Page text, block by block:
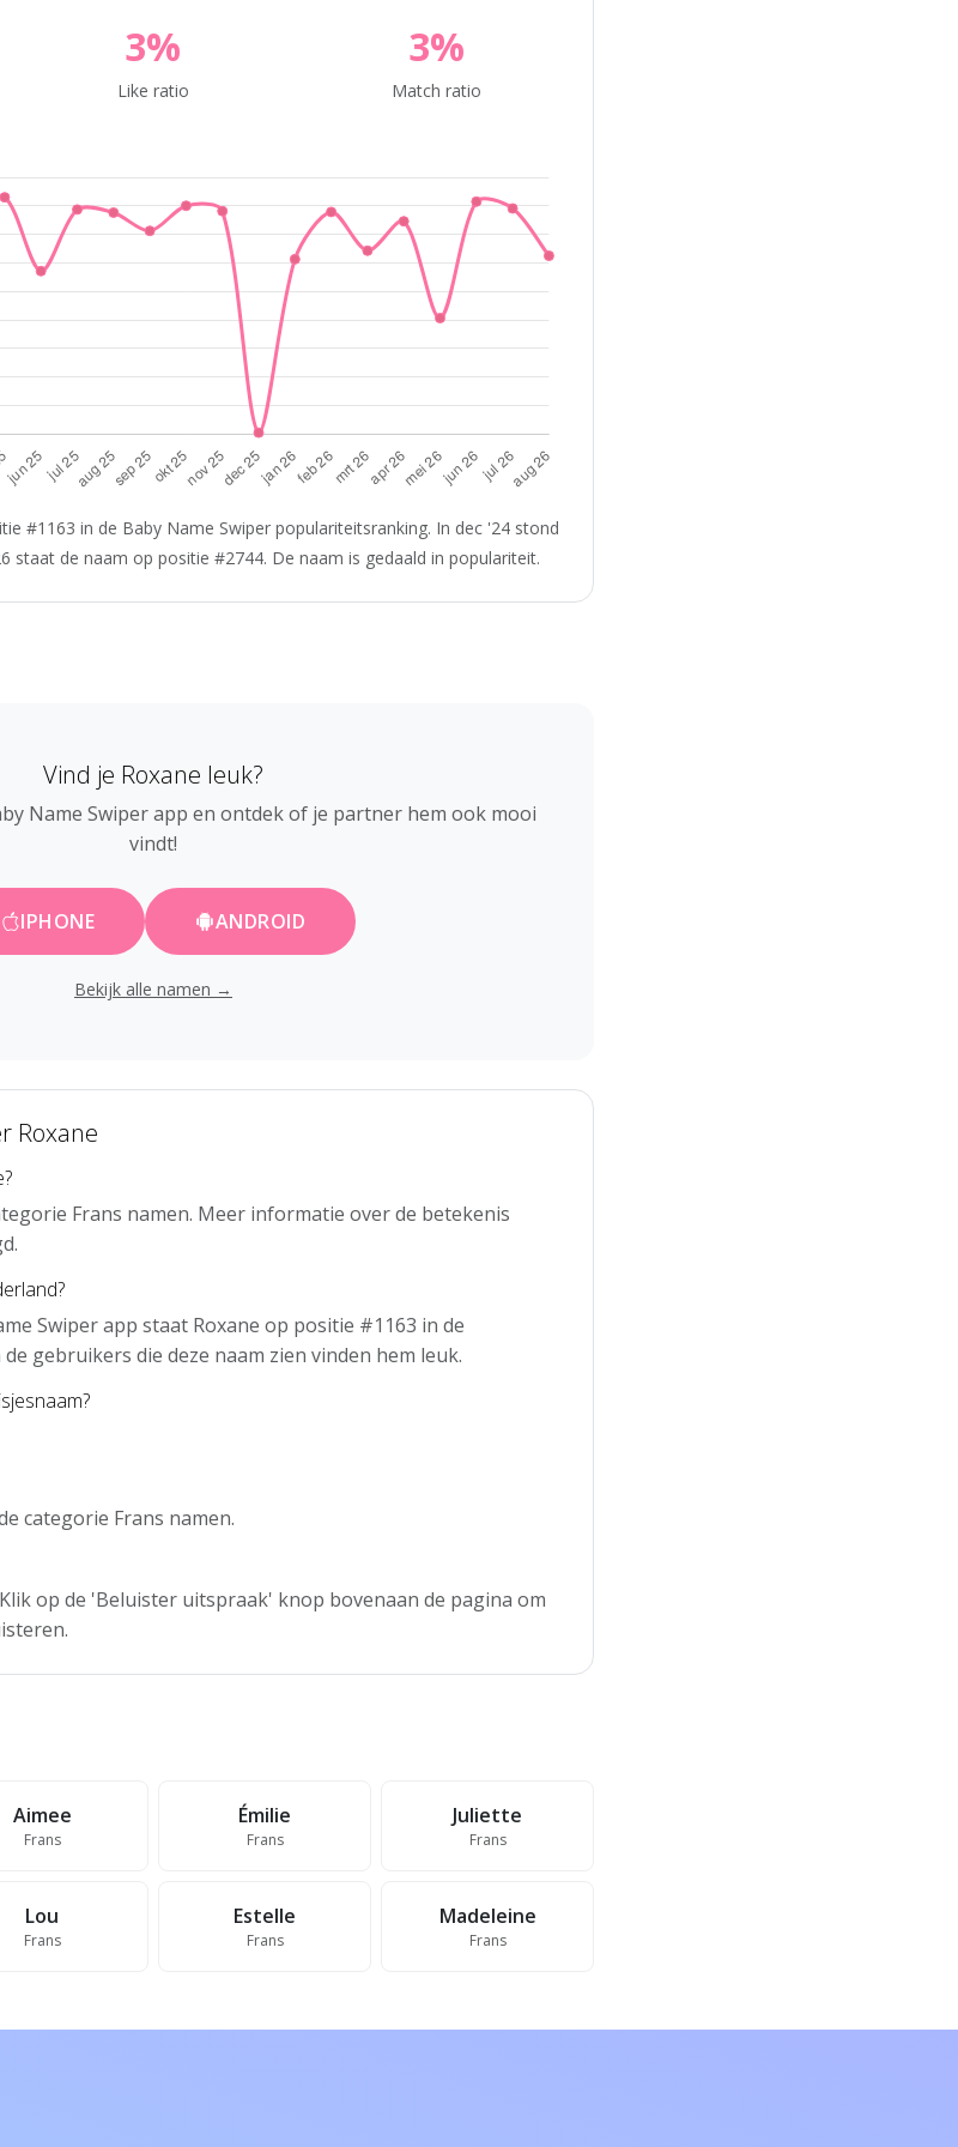
3%
Like ratio
3%
Match ratio
#1163 in de Baby Name Swiper populariteitsranking. In dec '24 stond
staat de naam op positie #2744. De naam is gedaald in populariteit.
Vind je Roxane leuk?
Name Swiper app en ontdek of je partner hem ook mooi
vindt!
IPHONE ANDROID
Bekijk alle namen →
Roxane
Frans namen. Meer informatie over de betekenis
Swiper app staat Roxane op positie #1163 in de
gebruikers die deze naam zien vinden hem leuk.
categorie Frans namen.
op de 'Beluister uitspraak' knop bovenaan de pagina om
Aimee
Frans
Émilie
Frans
Juliette
Frans
Lou
Frans
Estelle
Frans
Madeleine
Frans